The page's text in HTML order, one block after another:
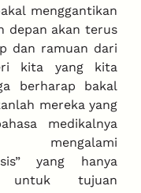
menggantikan
depan akan terus
dan ramuan dari
kita yang kita
berharap bakal
mereka yang
medikalnya
yang hanya
untuk tujuan